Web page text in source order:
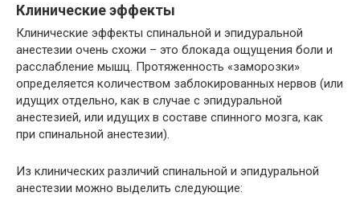
Клинические эффекты
Клинические эффекты спинальной и эпидуральной
анестезии очень схожи – это блокада ощущения боли и
расслабление мышц. Протяженность «заморозки»
определяется количеством заблокированных нервов (или
идущих отдельно, как в случае с эпидуральной
анестезией, или идущих в составе спинного мозга, как
при спинальной анестезии).
Из клинических различий спинальной и эпидуральной
анестезии можно выделить следующие: